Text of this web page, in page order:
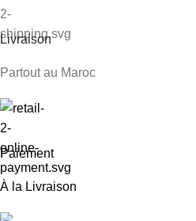
Livraison
Partout au Maroc
Paiement
À la Livraison